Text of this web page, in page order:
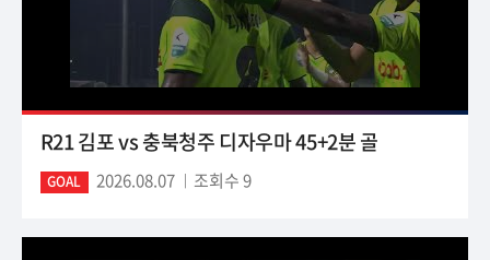
R21 김포 vs 충북청주 디자우마 45+2분 골
GOAL 2026.08.07 조회수 9